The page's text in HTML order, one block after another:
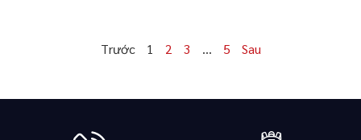
Trước 1 2 3 … 5 Sau